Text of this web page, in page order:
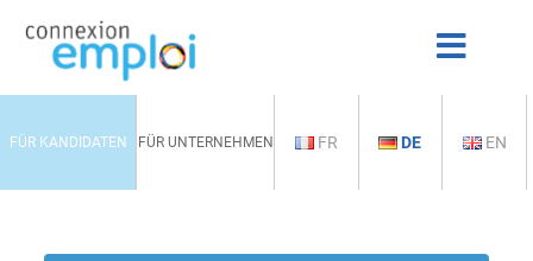
FÜR KANDIDATEN FÜR UNTERNEHMEN FR DE EN